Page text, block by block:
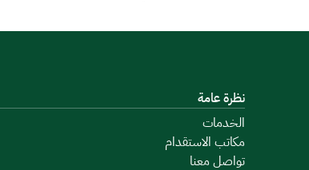
نظرة عامة
الخدمات
مكاتب الاستقدام
تواصل معنا